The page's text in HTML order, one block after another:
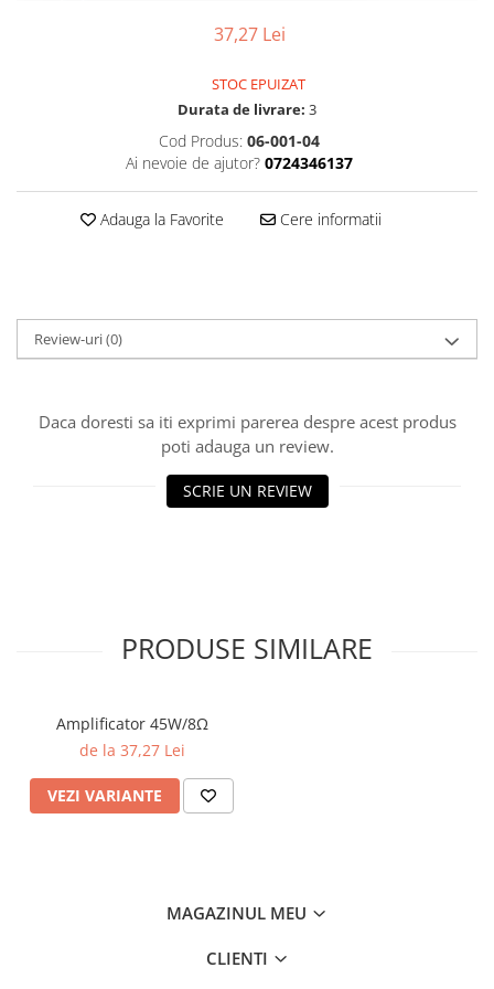
37,27 Lei
STOC EPUIZAT
Durata de livrare: 3
Cod Produs: 06-001-04
Ai nevoie de ajutor? 0724346137
Adauga la Favorite Cere informatii
Review-uri(0)
Daca doresti sa iti exprimi parerea despre acest produs
poti adauga un review.
SCRIE UN REVIEW
PRODUSE SIMILARE
Amplificator 45W/8Ω
de la 37,27 Lei
VEZI VARIANTE
MAGAZINUL MEU
CLIENTI